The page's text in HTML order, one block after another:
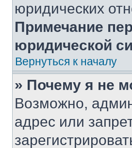
юридических
Примечание
юридической
Вернуться к началу
» Почему я не
Возможно,
адрес или